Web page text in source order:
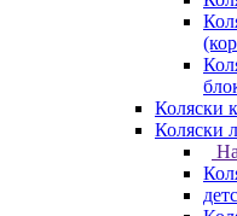
Коляски
Коляски